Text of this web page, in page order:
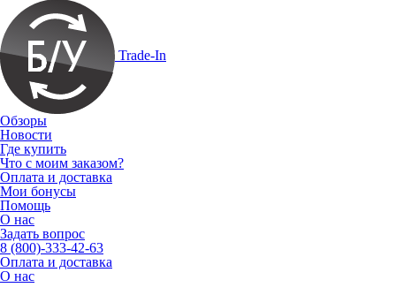
Trade-In
Обзоры
Новости
Где купить
Что с моим заказом?
Оплата и доставка
Мои бонусы
Помощь
О нас
Задать вопрос
8 (800)-333-42-63
Оплата и доставка
О нас